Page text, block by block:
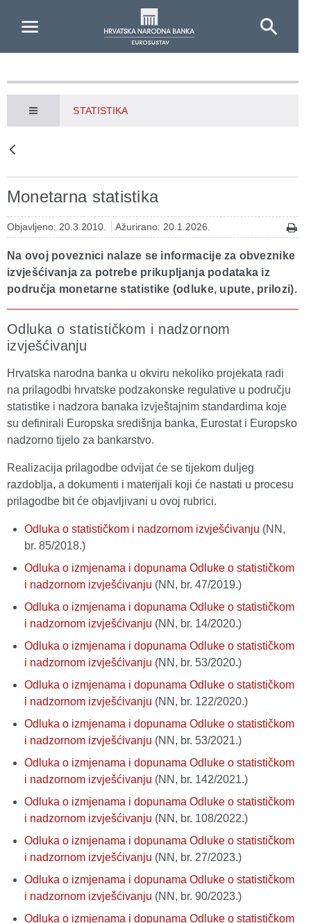
STATISTIKA
Monetarna statistika
Objavljeno: 20.3.2010. Ažurirano: 20.1.2026.
Na ovoj poveznici nalaze se informacije za obveznike
izvješćivanja za potrebe prikupljanja podataka iz
područja monetarne statistike (odluke, upute, prilozi).
Odluka o statističkom i nadzornom
izvješćivanju
Hrvatska narodna banka u okviru nekoliko projekata radi
na prilagodbi hrvatske podzakonske regulative u području
statistike i nadzora banaka izvještajnim standardima koje
su definirali Europska središnja banka, Eurostat i Europsko
nadzorno tijelo za bankarstvo.
Realizacija prilagodbe odvijat će se tijekom duljeg
razdoblja, a dokumenti i materijali koji će nastati u procesu
prilagodbe bit će objavljivani u ovoj rubrici.
Odluka o statističkom i nadzornom izvješćivanju (NN,
br. 85/2018.)
Odluka o izmjenama i dopunama Odluke o statističkom
i nadzornom izvješćivanju (NN, br. 47/2019.)
Odluka o izmjenama i dopunama Odluke o statističkom
i nadzornom izvješćivanju (NN, br. 14/2020.)
Odluka o izmjenama i dopunama Odluke o statističkom
i nadzornom izvješćivanju (NN, br. 53/2020.)
Odluka o izmjenama i dopunama Odluke o statističkom
i nadzornom izvješćivanju (NN, br. 122/2020.)
Odluka o izmjenama i dopunama Odluke o statističkom
i nadzornom izvješćivanju (NN, br. 53/2021.)
Odluka o izmjenama i dopunama Odluke o statističkom
i nadzornom izvješćivanju (NN, br. 142/2021.)
Odluka o izmjenama i dopunama Odluke o statističkom
i nadzornom izvješćivanju (NN, br. 108/2022.)
Odluka o izmjenama i dopunama Odluke o statističkom
i nadzornom izvješćivanju (NN, br. 27/2023.)
Odluka o izmjenama i dopunama Odluke o statističkom
i nadzornom izvješćivanju (NN, br. 90/2023.)
Odluka o izmjenama i dopunama Odluke o statističkom